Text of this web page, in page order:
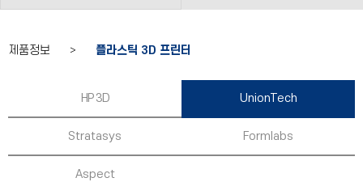
제품정보 > 플라스틱 3D 프린터
HP 3D UnionTech
Stratasys Formlabs
Aspect